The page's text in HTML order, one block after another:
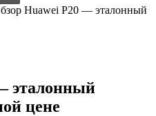
Huawei P20 — эталонный
эталонный
цене